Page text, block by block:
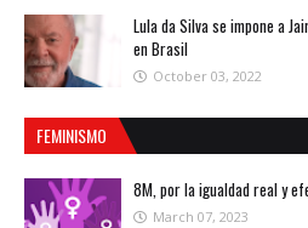
Lula da Silva se impone a
en Brasil
October 03, 2022
FEMINISMO
8M, por la igualdad real y
March 07, 2023